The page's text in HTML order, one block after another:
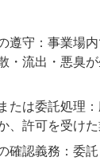
遵守：事業場
・流出・悪臭
たは委託処理
、許可を受け
確認義務：委